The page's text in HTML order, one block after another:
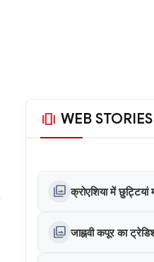
amp_stories WEB STORIES
photo_library क्रोएशिया में छुट्टियां
photo_library जाह्नवी कपूर का